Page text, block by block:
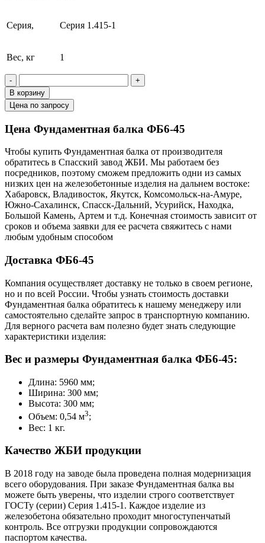
Серия, Серия 1.415-1
Вес, кг 1
-
+
В корзину
Цена по запросу
Цена Фундаментная балка ФБ6-45
Чтобы купить Фундаментная балка от производителя
обратитесь в Cпасский завод ЖБИ. Мы работаем без
посредников, поэтому сможем предложить одни из самых
низких цен на железобетонные изделия на дальнем востоке:
Хабаровск, Владивосток, Якутск, Комсомольск-на-Амуре,
Южно-Сахалинск, Спасск-Дальний, Усурийск, Находка,
Большой Камень, Артем и т.д. Конечная стоимость зависит от
сроков и объема заявки для ее расчета свяжитесь с нами
любым удобным способом
Доставка ФБ6-45
Компания осуществляет доставку не только в своем регионе,
но и по всей России. Чтобы узнать стоимость доставки
Фундаментная балка обратитесь к нашему менеджеру или
самостоятельно сделайте запрос в транспортную компанию.
Для верного расчета вам полезно будет знать следующие
характеристики изделия:
Вес и размеры Фундаментная балка ФБ6-45:
Длина: 5960 мм;
Ширина: 300 мм;
Высота: 300 мм;
Объем: 0,54 м3;
Вес: 1 кг.
Качество ЖБИ продукции
В 2018 году на заводе была проведена полная модернизация
всего оборудования. При заказе Фундаментная балка вы
можете быть уверены, что изделии строго соответствует
ГОСТу (серии) Серия 1.415-1. Каждое изделие из
железобетона обязательно проходит многоступенчатый
контроль. Все отгрузки продукции сопровождаются
паспортом качества.